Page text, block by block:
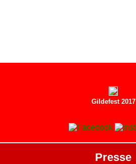
Gildefest 2017
Presse